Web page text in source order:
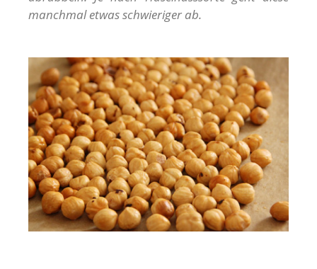
manchmal etwas schwieriger ab.